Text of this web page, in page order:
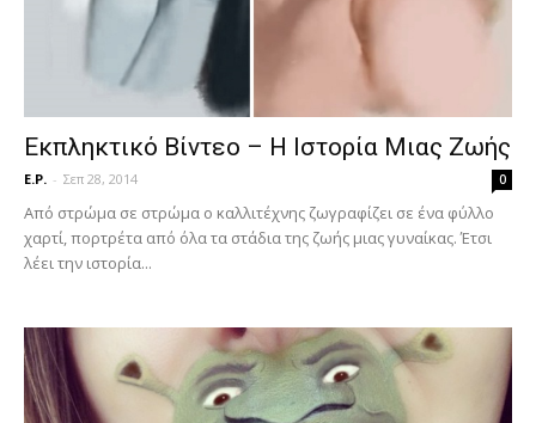
Εκπληκτικό Βίντεο – Η Ιστορία Μιας Ζωής
E.P. - Σεπ 28, 2014 0
Από στρώμα σε στρώμα ο καλλιτέχνης ζωγραφίζει σε ένα φύλλο
χαρτί, πορτρέτα από όλα τα στάδια της ζωής μιας γυναίκας. Έτσι
λέει την ιστορία...